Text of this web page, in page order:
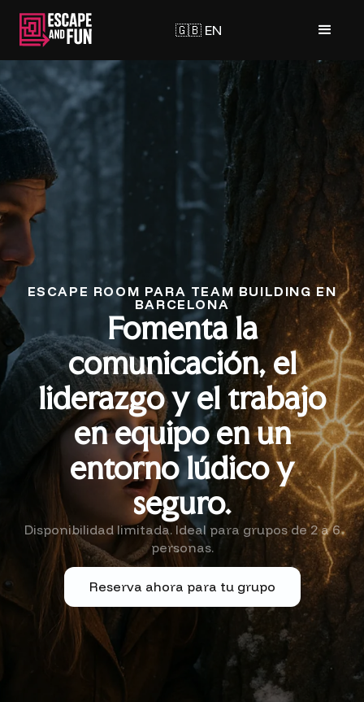
🇬🇧 EN
ESCAPE ROOM PARA TEAM BUILDING EN
BARCELONA
Fomenta la
comunicación, el
liderazgo y el trabajo
en equipo en un
entorno lúdico y
seguro.
Disponibilidad limitada. Ideal para grupos de 2 a 6
personas.
Reserva ahora para tu grupo